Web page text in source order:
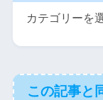
この記事と